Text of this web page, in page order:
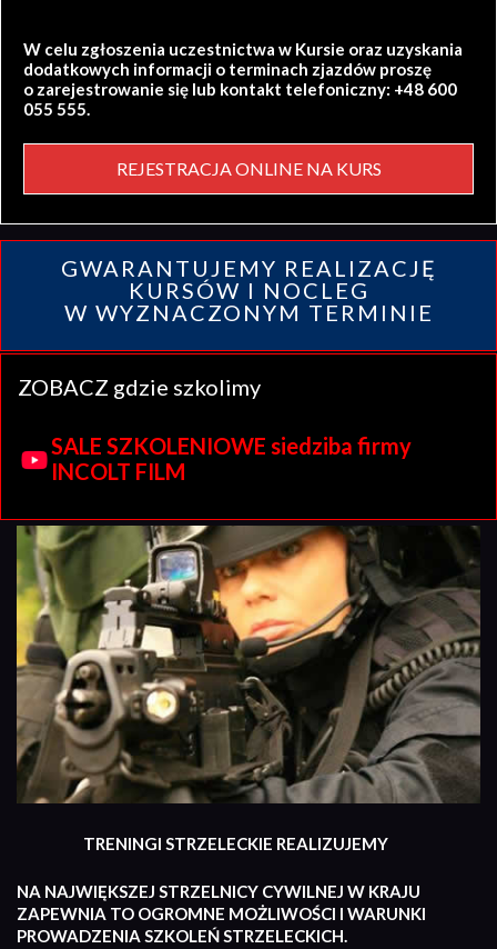
W celu zgłoszenia uczestnictwa w Kursie oraz uzyskania
dodatkowych informacji o terminach zjazdów proszę
o zarejestrowanie się lub kontakt telefoniczny: +48 600
055 555.
REJESTRACJA ONLINE NA KURS
GWARANTUJEMY REALIZACJĘ
KURSÓW I NOCLEG
W WYZNACZONYM TERMINIE
ZOBACZ gdzie szkolimy
SALE SZKOLENIOWE siedziba firmy
INCOLT FILM
TRENINGI STRZELECKIE REALIZUJEMY
NA NAJWIĘKSZEJ STRZELNICY CYWILNEJ W KRAJU
ZAPEWNIA TO OGROMNE MOŻLIWOŚCI I WARUNKI
PROWADZENIA SZKOLEŃ STRZELECKICH.